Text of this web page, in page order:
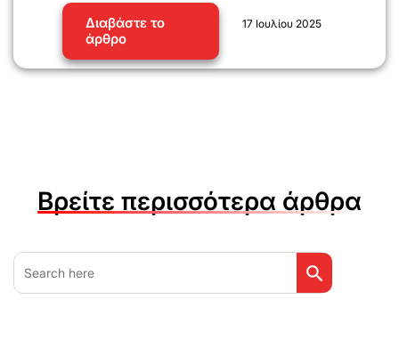
Διαβάστε το
άρθρο
17 Ιουλίου 2025
Βρείτε περισσότερα άρθρα
Search
for:
Search Button